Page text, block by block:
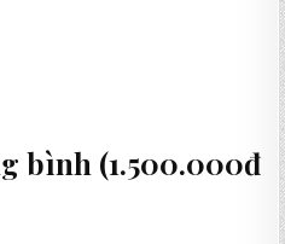
bình (1.500.000đ